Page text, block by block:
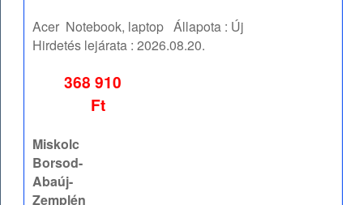
Acer Notebook, laptop Állapota : Új
Hirdetés lejárata :2026.08.20.
368 910
Ft
Miskolc
Borsod-
Abaúj-
Zemplén